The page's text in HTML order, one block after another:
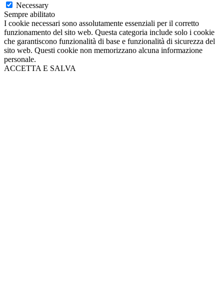
Necessary
Sempre abilitato
I cookie necessari sono assolutamente essenziali per il corretto
funzionamento del sito web. Questa categoria include solo i cookie
che garantiscono funzionalità di base e funzionalità di sicurezza del
sito web. Questi cookie non memorizzano alcuna informazione
personale.
ACCETTA E SALVA